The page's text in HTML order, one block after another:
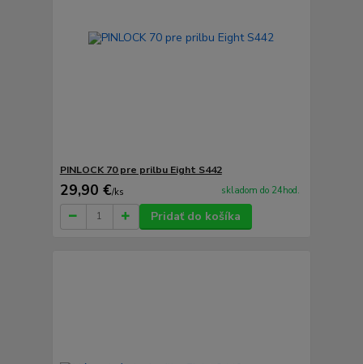
PINLOCK 70 pre prilbu Eight S442
29,90 €/ks skladom do 24hod.
Pridať do košíka